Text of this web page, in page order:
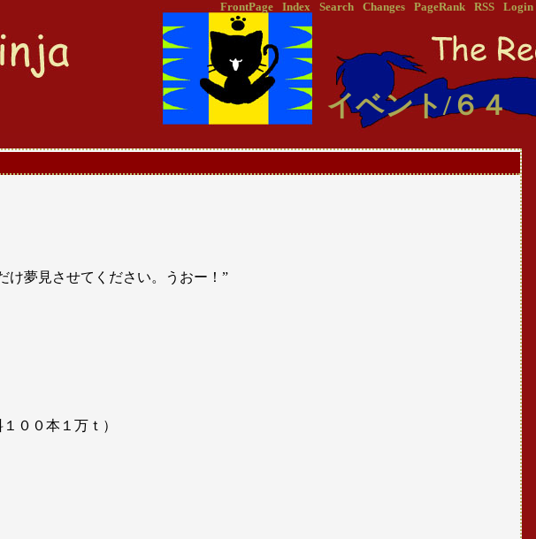
FrontPage Index Search Changes PageRank RSS Login
イベント/６４
け夢見させてください。うおー！”
００本１万ｔ）